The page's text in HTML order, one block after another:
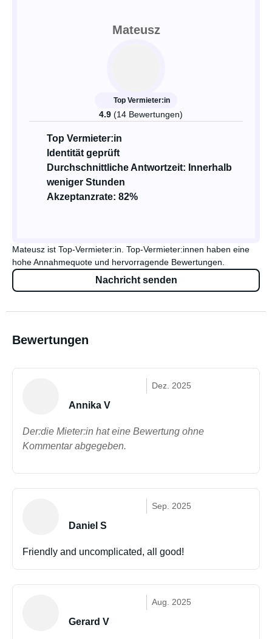
Mateusz
Top Vermieter:in
4.9 (14 Bewertungen)
Top Vermieter:in
Identität geprüft
Durchschnittliche Antwortzeit: Innerhalb
weniger Stunden
Akzeptanzrate: 82%
Mateusz ist Top-Vermieter:in. Top-Vermieter:innen haben eine
hohe Annahmequote und hervorragende Bewertungen.
Nachricht senden
Bewertungen
Dez. 2025
Annika V
Der:die Mieter:in hat eine Bewertung ohne
Kommentar abgegeben.
Sep. 2025
Daniel S
Friendly and uncomplicated, all good!
Aug. 2025
Gerard V